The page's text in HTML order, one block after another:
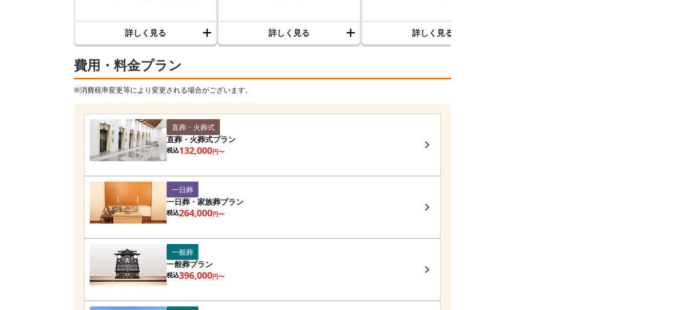
費用・料金プラン
※消費税率変更等により変更される場合がございます。
直葬・火葬式
直葬・火葬式プラン
税込132,000円〜
一日葬
一日葬・家族葬プラン
税込264,000円〜
一般葬
一般葬プラン
税込396,000円〜
詳しく見る 詳しく見る 詳しく見る